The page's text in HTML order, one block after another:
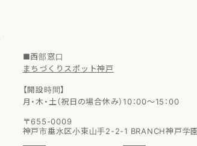
■西部窓口
まちづくりスポット神戸
【開設時間】
月・木・土（祝日の場合休み）10：00～15：00
〒655-0009
神戸市垂水区小束山手2-2-1 BRANCH神戸学